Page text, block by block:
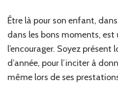
Être là pour son enfant,
dans les bons moments, est
l’encourager. Soyez présent
d’année, pour l’inciter à
même lors de ses